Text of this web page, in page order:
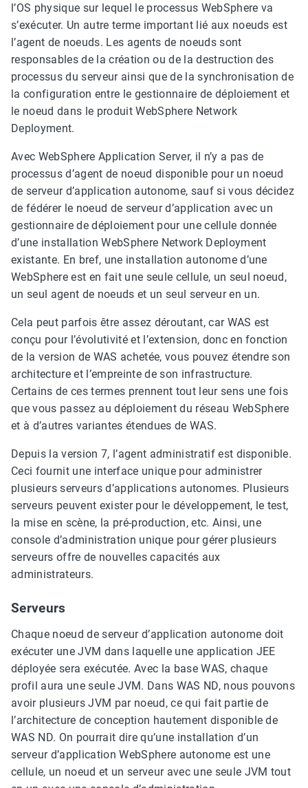
l’OS physique sur lequel le processus WebSphere va
s’exécuter. Un autre terme important lié aux noeuds est
l’agent de noeuds. Les agents de noeuds sont
responsables de la création ou de la destruction des
processus du serveur ainsi que de la synchronisation de
la configuration entre le gestionnaire de déploiement et
le noeud dans le produit WebSphere Network
Deployment.
Avec WebSphere Application Server, il n’y a pas de
processus d’agent de noeud disponible pour un noeud
de serveur d’application autonome, sauf si vous décidez
de fédérer le noeud de serveur d’application avec un
gestionnaire de déploiement pour une cellule donnée
d’une installation WebSphere Network Deployment
existante. En bref, une installation autonome d’une
WebSphere est en fait une seule cellule, un seul noeud,
un seul agent de noeuds et un seul serveur en un.
Cela peut parfois être assez déroutant, car WAS est
conçu pour l’évolutivité et l’extension, donc en fonction
de la version de WAS achetée, vous pouvez étendre son
architecture et l’empreinte de son infrastructure.
Certains de ces termes prennent tout leur sens une fois
que vous passez au déploiement du réseau WebSphere
et à d’autres variantes étendues de WAS.
Depuis la version 7, l’agent administratif est disponible.
Ceci fournit une interface unique pour administrer
plusieurs serveurs d’applications autonomes. Plusieurs
serveurs peuvent exister pour le développement, le test,
la mise en scène, la pré-production, etc. Ainsi, une
console d’administration unique pour gérer plusieurs
serveurs offre de nouvelles capacités aux
administrateurs.
Serveurs
Chaque noeud de serveur d’application autonome doit
exécuter une JVM dans laquelle une application JEE
déployée sera exécutée. Avec la base WAS, chaque
profil aura une seule JVM. Dans WAS ND, nous pouvons
avoir plusieurs JVM par noeud, ce qui fait partie de
l’architecture de conception hautement disponible de
WAS ND. On pourrait dire qu’une installation d’un
serveur d’application WebSphere autonome est une
cellule, un noeud et un serveur avec une seule JVM tout